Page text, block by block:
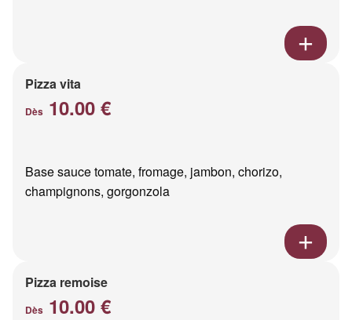
Pizza vita
Dès 10.00 €
Base sauce tomate, fromage, jambon, chorizo,
champignons, gorgonzola
Pizza remoise
Dès 10.00 €